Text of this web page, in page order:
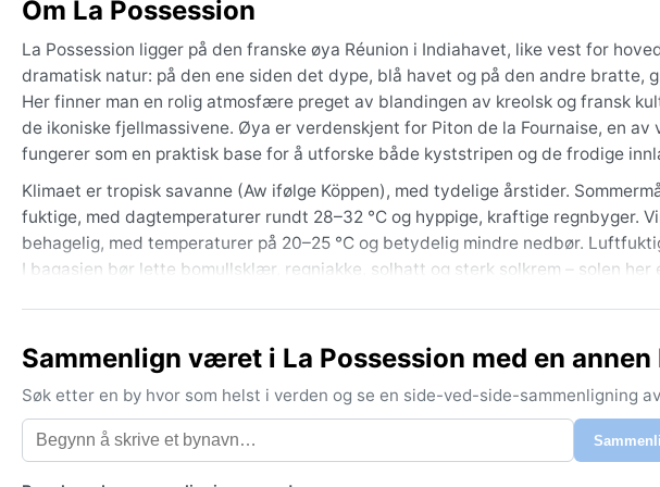
Om La Possession
La Possession ligger på den franske øya Réunion i Indiahavet, like vest for
dramatisk natur: på den ene siden det dype, blå havet og på den andre bratte,
Her finner man en rolig atmosfære preget av blandingen av kreolsk og fransk
de ikoniske fjellmassivene. Øya er verdenskjent for Piton de la Fournaise, en av
fungerer som en praktisk base for å utforske både kyststripen og de frodige
Klimaet er tropisk savanne (Aw ifølge Köppen), med tydelige årstider.
fuktige, med dagtemperaturer rundt 28–32 °C og hyppige, kraftige regnbyger.
behagelig, med temperaturer på 20–25 °C og betydelig mindre nedbør.
I bagasjen bør lette bomullsklær, regnjakke, solhatt og sterk solkrem – solen
godt for utendørsaktiviteter. En markant værfenomen er syklonsesongen fra
med ekstrem vind og styrtregn. Selv om La Possession ligger i regnskyggen av
denne perioden. Ellers preges området av en behagelig havbrett og lokale
værskue i seg selv.
Sammenlign været i La Possession med en annen
Søk etter en by hvor som helst i verden og se en side-ved-side-sammenligning